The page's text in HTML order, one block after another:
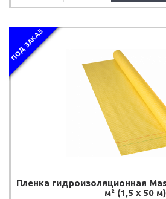
ПОД ЗАКАЗ
Пленка гидроизоляционная
м² (1,5 х 50 м)